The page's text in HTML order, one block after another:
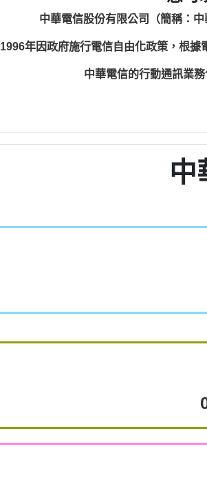
中華電信股份有限公司（簡稱：
1996年因政府施行電信自由化政策，根據
中華電信的行動通訊業
中